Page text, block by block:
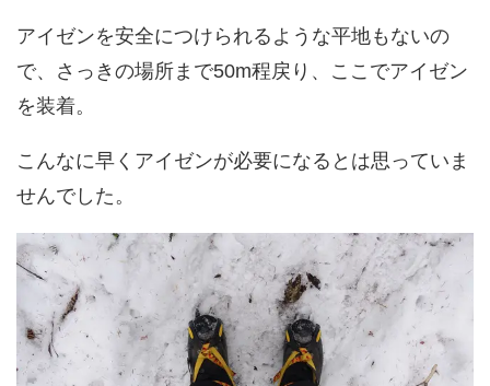
アイゼンを安全につけられるような平地もないの
で、さっきの場所まで50m程戻り、ここでアイゼン
を装着。
こんなに早くアイゼンが必要になるとは思っていま
せんでした。